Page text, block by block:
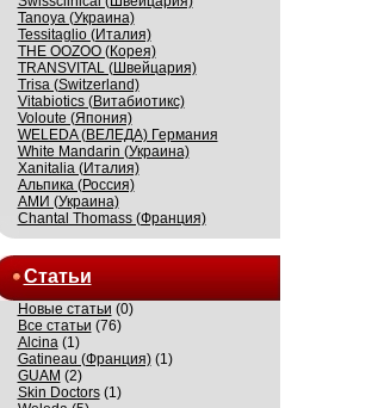
Tanoya (Украина)
Tessitaglio (Италия)
THE OOZOO (Корея)
TRANSVITAL (Швейцария)
Trisa (Switzerland)
Vitabiotics (Витабиотикс)
Voloute (Япония)
WELEDA (ВЕЛЕДА) Германия
White Mandarin (Украина)
Xanitalia (Италия)
Альпика (Россия)
АМИ (Украина)
Сhantal Thomass (Франция)
Статьи
Новые статьи (0)
Все статьи (76)
Alcina(1)
Gatineau (Франция)(1)
GUAM (2)
Skin Doctors(1)